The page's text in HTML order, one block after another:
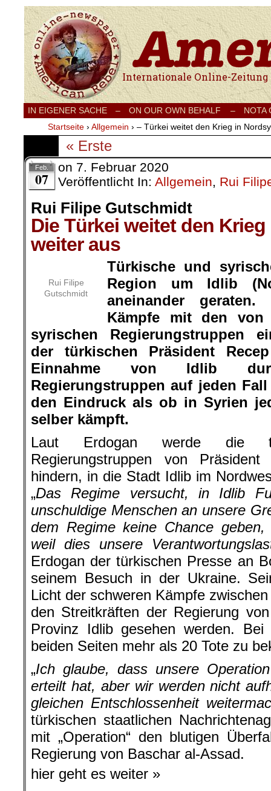
Internationale Onlinezeitung für Frieden,
IN EIGENER SACHE – ON OUR OWN BEHALF –
NOTA
Startseite › Allgemein › – Türkei weitet den Krieg in
« Erste
Feb.
07
on 7. Februar 2020
Veröffentlicht In: Allgemein, Rui
Rui Filipe Gutschmidt
Die Türkei weitet den
weiter aus
Rui Filipe
Gutschmidt
Türkische und
Region um Idlib
aneinander
Kämpfe mit den von
syrischen Regierungstruppen
der türkischen Präsident
Einnahme von Idlib
Regierungstruppen auf jeden
den Eindruck als ob in Syrien
selber kämpft.
Laut Erdogan werde die
Regierungstruppen von
hindern, in die Stadt Idlib im
„Das Regime versucht, in Idlib
unschuldige Menschen an unsere
dem Regime keine Chance
weil dies unsere
Erdogan der türkischen Presse an
seinem Besuch in der Ukraine.
Licht der schweren Kämpfe
den Streitkräften der Regierung
Provinz Idlib gesehen werden.
beiden Seiten mehr als 20 Tote zu
„Ich glaube, dass unsere
erteilt hat, aber wir werden nicht
gleichen Entschlossenheit
türkischen staatlichen
mit „Operation“ den blutigen
Regierung von Baschar al-Assad.
hier geht es weiter »